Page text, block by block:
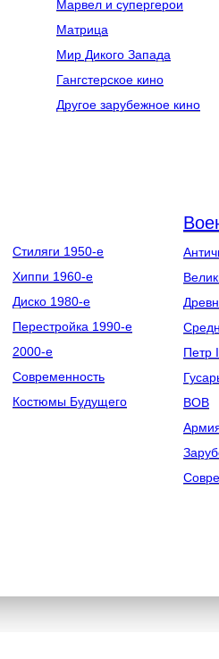
Марвел и супергерои
Матрица
Мир Дикого Запада
Гангстерское кино
Другое зарубежное кино
Стиляги 1950-е
Хиппи 1960-е
Диско 1980-е
Перестройка 1990-е
2000-е
Современность
Костюмы Будущего
Петр
ВОВ